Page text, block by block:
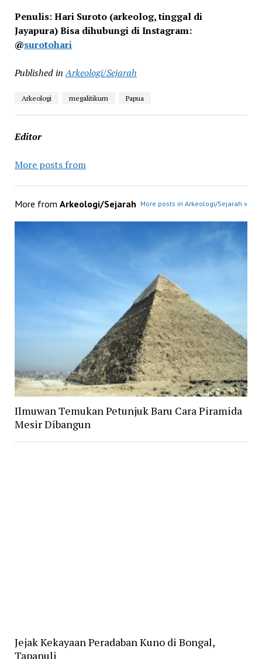
Penulis: Hari Suroto (arkeolog, tinggal di
Jayapura) Bisa dihubungi di Instagram:
@surotohari
Published in Arkeologi/Sejarah
Arkeologi megalitikum Papua
Editor
More posts from
More from Arkeologi/Sejarah More posts in Arkeologi/Sejarah »
Ilmuwan Temukan Petunjuk Baru Cara Piramida
Mesir Dibangun
Jejak Kekayaan Peradaban Kuno di Bongal,
Tapanuli